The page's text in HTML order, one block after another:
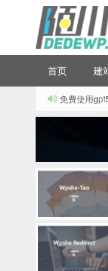
首页 建
免费使用